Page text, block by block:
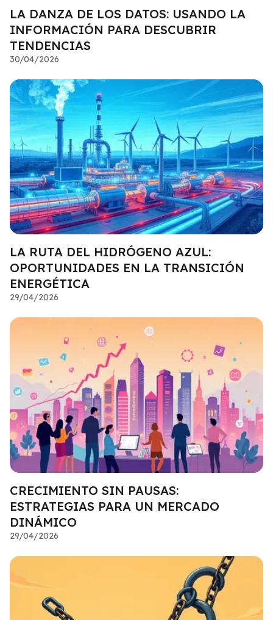
LA DANZA DE LOS DATOS: USANDO LA
INFORMACIÓN PARA DESCUBRIR
TENDENCIAS
30/04/2026
LA RUTA DEL HIDRÓGENO AZUL:
OPORTUNIDADES EN LA TRANSICIÓN
ENERGÉTICA
29/04/2026
CRECIMIENTO SIN PAUSAS:
ESTRATEGIAS PARA UN MERCADO
DINÁMICO
29/04/2026